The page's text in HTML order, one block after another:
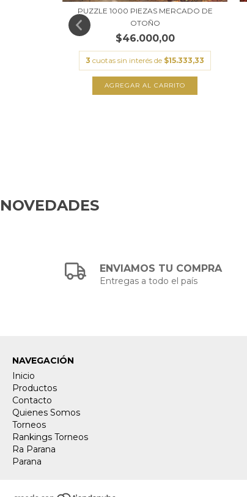
PUZZLE 1000 PIEZAS MERCADO DE
OTOÑO
$46.000,00
3 cuotas sin interés de $15.333,33
ENVIAMOS TU COMPRA
Entregas a todo el país
NAVEGACIÓN
Inicio
Productos
Contacto
Quienes Somos
Torneos
Rankings Torneos
Ra Parana
Parana